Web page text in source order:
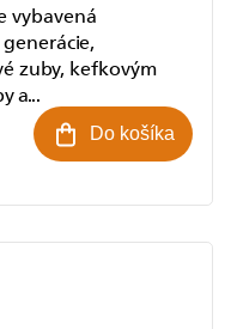
Do košíka
vybavená
zuby, kefkovým
a...